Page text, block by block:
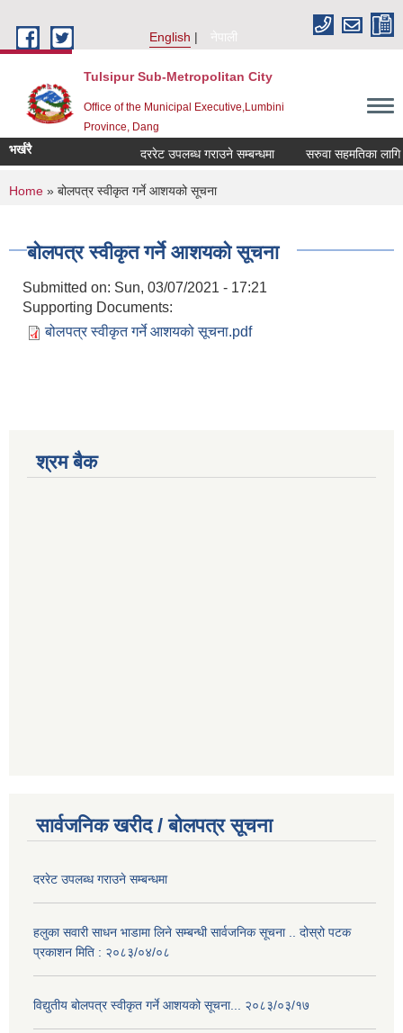
English
नेपाली
Tulsipur Sub-Metropolitan City
Office of the Municipal Executive,Lumbini
Province, Dang
भर्खरै दररेट उपलब्ध गराउने सम्बन्धमा सरुवा सहमतिका लागि
You are here
Home » बोलपत्र स्वीकृत गर्ने आशयको सूचना
बोलपत्र स्वीकृत गर्ने आशयको सूचना
Submitted on: Sun, 03/07/2021 - 17:21
Supporting Documents:
बोलपत्र स्वीकृत गर्ने आशयको सूचना.pdf
श्रम बैक
सार्वजनिक खरीद / बोलपत्र सूचना
दररेट उपलब्ध गराउने सम्बन्धमा
हलुका सवारी साधन भाडामा लिने सम्बन्धी सार्वजनिक सूचना .. दोस्रो पटक
प्रकाशन मिति : २०८३/०४/०८
विद्युतीय बोलपत्र स्वीकृत गर्ने आशयको सूचना... २०८३/०३/१७